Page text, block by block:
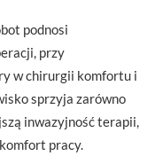
podnosi
przy
w chirurgii komfortu i
sprzyja zarówno
inwazyjność terapii,
pracy.